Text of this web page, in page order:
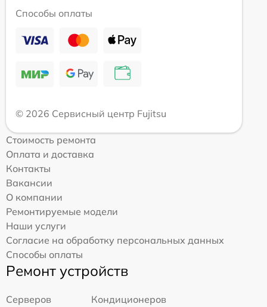
Способы оплаты
© 2026 Сервисный центр Fujitsu
Стоимость ремонта
Оплата и доставка
Контакты
Вакансии
О компании
Ремонтируемые модели
Наши услуги
Согласие на обработку персональных данных
Способы оплаты
Ремонт устройств
Серверов
Кондиционеров